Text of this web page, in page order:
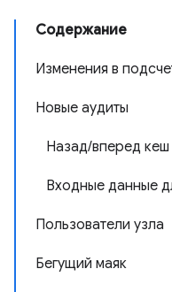
Содержание
Изменения в
Новые аудиты
Назад/вперед кеш
Входные данные
Пользователи узла
Бегущий маяк